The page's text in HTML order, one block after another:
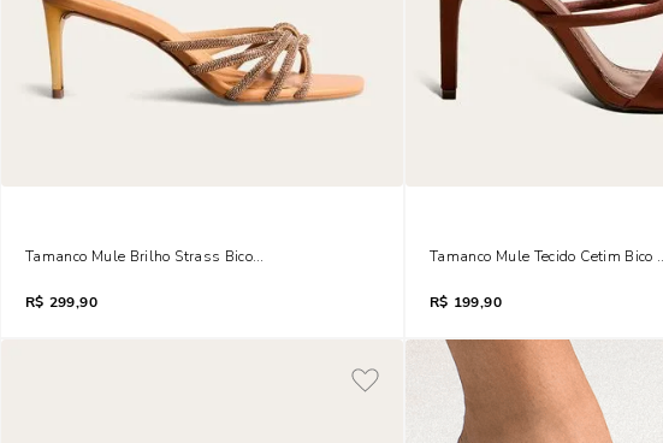
Tamanco Mule Brilho Strass Bico Quadrado Salto Fino Rosa
R$ 299,90
Tamanco Mule Tecido Cetim
R$ 199,90